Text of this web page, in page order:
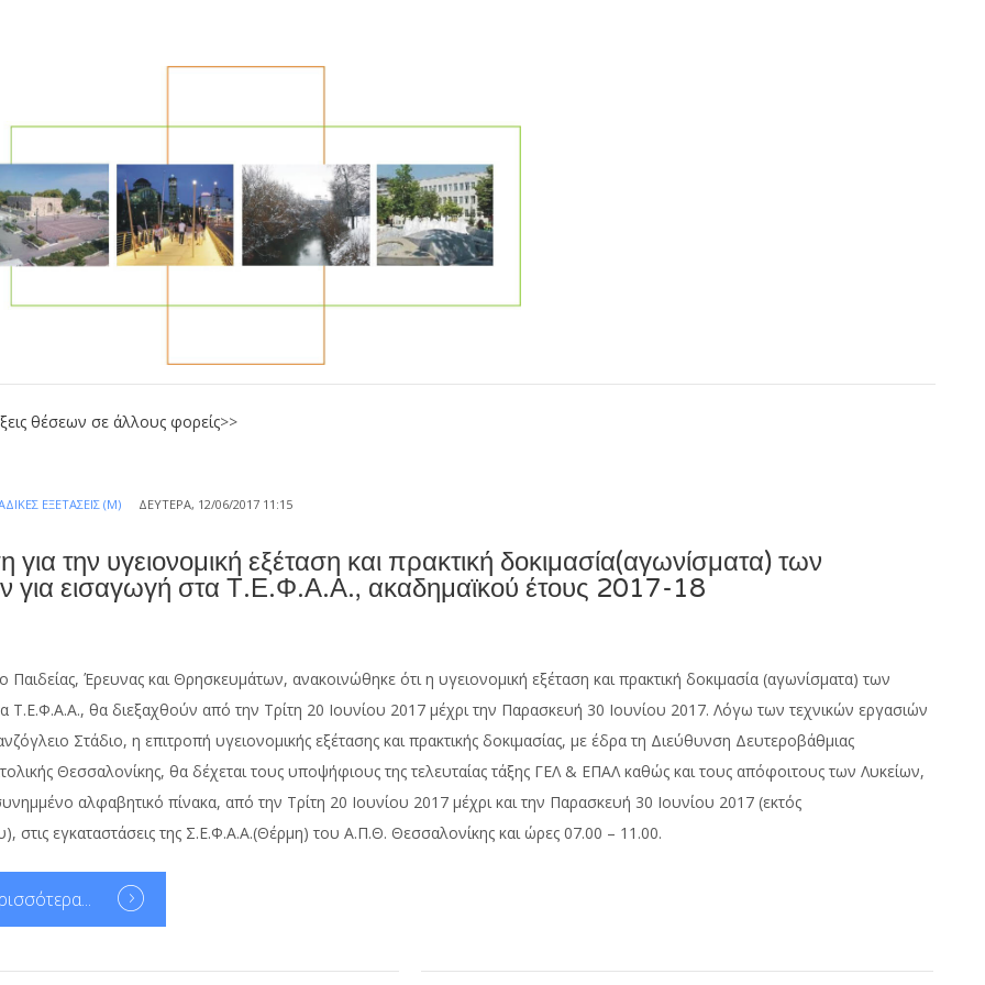
θέσεων σε άλλους φορείς>>
ΕΞΕΤΆΣΕΙΣ (Μ) ΔΕΥΤΈΡΑ, 12/06/2017 11:15
την υγειονομική εξέταση και πρακτική δοκιμασία(αγωνίσματα) των
για εισαγωγή στα Τ.Ε.Φ.Α.Α., ακαδημαϊκού έτους 2017-18
Έρευνας και Θρησκευμάτων, ανακοινώθηκε ότι η υγειονομική εξέταση και πρακτική δοκιμασία (αγωνίσματα) των
Τ.Ε.Φ.Α.Α., θα διεξαχθούν από την Τρίτη 20 Ιουνίου 2017 μέχρι την Παρασκευή 30 Ιουνίου 2017. Λόγω των τεχνικών εργασιών
Στάδιο, η επιτροπή υγειονομικής εξέτασης και πρακτικής δοκιμασίας, με έδρα τη Διεύθυνση Δευτεροβάθμιας
Θεσσαλονίκης, θα δέχεται τους υποψήφιους της τελευταίας τάξης ΓΕΛ & ΕΠΑΛ καθώς και τους απόφοιτους των Λυκείων,
αλφαβητικό πίνακα, από την Τρίτη 20 Ιουνίου 2017 μέχρι και την Παρασκευή 30 Ιουνίου 2017 (εκτός
στις εγκαταστάσεις της Σ.Ε.Φ.Α.Α.(Θέρμη) του Α.Π.Θ. Θεσσαλονίκης και ώρες 07.00 – 11.00.